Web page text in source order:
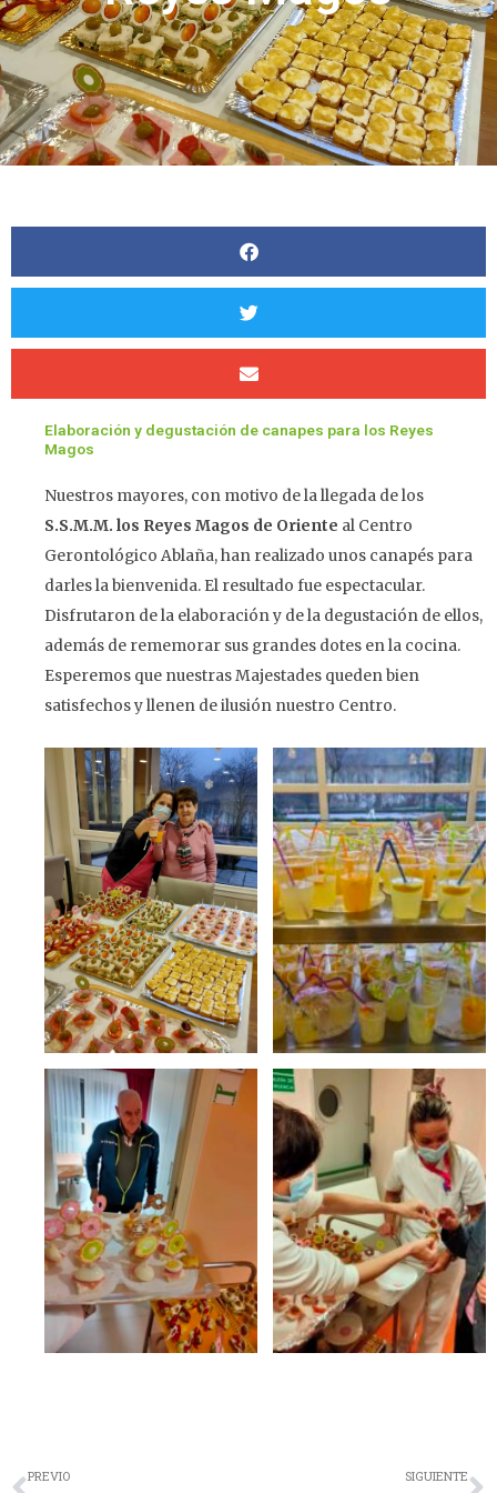
Elaboración y degustación de canapes para los Reyes
Magos
Nuestros mayores, con motivo de la llegada de los
S.S.M.M. los Reyes Magos de Oriente al Centro
Gerontológico Ablaña, han realizado unos canapés para
darles la bienvenida. El resultado fue espectacular.
Disfrutaron de la elaboración y de la degustación de ellos,
además de rememorar sus grandes dotes en la cocina.
Esperemos que nuestras Majestades queden bien
satisfechos y llenen de ilusión nuestro Centro.
Ant
PREVIO SIGUIENTE